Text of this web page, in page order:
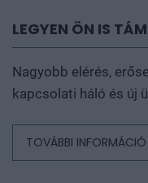
LEGYEN ÖN IS
Nagyobb elérés,
kapcsolati háló és új
TOVÁBBI INFORMÁCIÓ